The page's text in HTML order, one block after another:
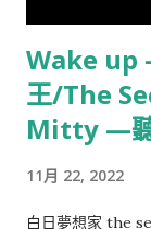
one word,
我們能控制的，
望、厭惡，總之
體、財產、名聲
things in our
unhindered; but
Wake up
王/The
Mitty —
11月 22, 2022
白日夢想家 the